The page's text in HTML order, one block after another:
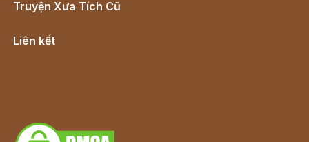
Truyện Xưa Tích Cũ
Liên kết